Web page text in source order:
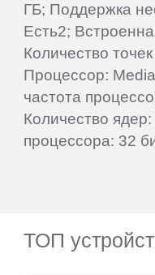
ГБ; Поддержка
Есть2;
Количество
Процессор:
частота
Количество
процессора: 32
ТОП